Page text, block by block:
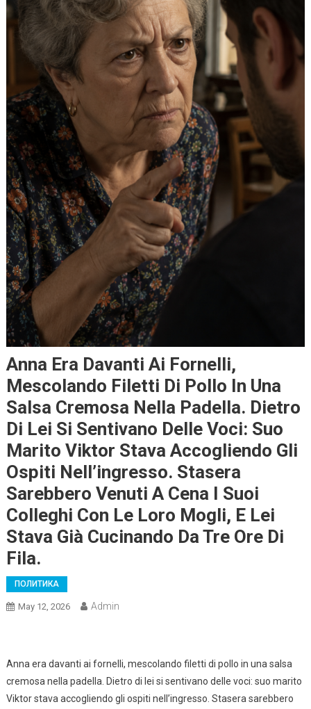
Anna Era Davanti Ai Fornelli,
Mescolando Filetti Di Pollo In Una
Salsa Cremosa Nella Padella. Dietro
Di Lei Si Sentivano Delle Voci: Suo
Marito Viktor Stava Accogliendo Gli
Ospiti Nell’ingresso. Stasera
Sarebbero Venuti A Cena I Suoi
Colleghi Con Le Loro Mogli, E Lei
Stava Già Cucinando Da Tre Ore Di
Fila.
ПОЛИТИКА
May 12, 2026 Admin
Anna era davanti ai fornelli, mescolando filetti di pollo in una salsa
cremosa nella padella. Dietro di lei si sentivano delle voci: suo marito
Viktor stava accogliendo gli ospiti nell’ingresso. Stasera sarebbero